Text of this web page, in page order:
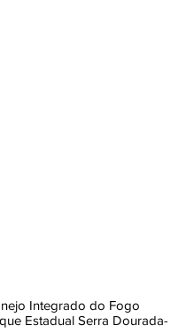
Integrado do Fogo
Estadual Serra Dourada-